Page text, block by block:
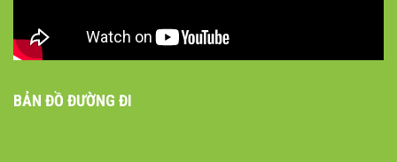
BẢN ĐỒ ĐƯỜNG ĐI